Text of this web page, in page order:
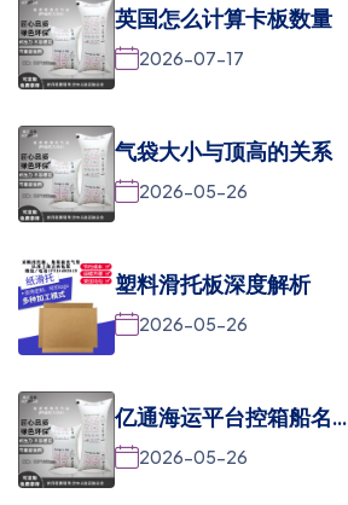
英国怎么计算卡板数量
2026-07-17
气袋大小与顶高的关系
2026-05-26
塑料滑托板深度解析
2026-05-26
亿通海运平台控箱船名...
2026-05-26